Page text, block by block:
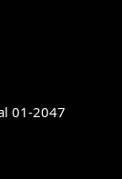
01-2047